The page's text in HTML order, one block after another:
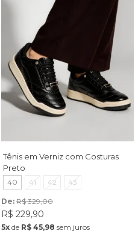
Tênis em Verniz com Costuras
Preto
40 41 42 43
De: R$ 329,00
R$ 229,90
5xde R$ 45,98 sem juros